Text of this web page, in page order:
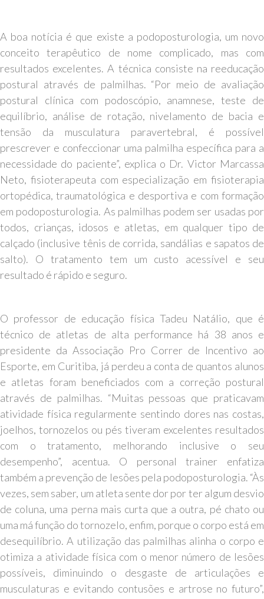
A boa notícia é que existe a podoposturologia, um novo
conceito terapêutico de nome complicado, mas com
resultados excelentes. A técnica consiste na reeducação
postural através de palmilhas. “Por meio de avaliação
postural clínica com podoscópio, anamnese, teste de
equilíbrio, análise de rotação, nivelamento de bacia e
tensão da musculatura paravertebral, é possível
prescrever e confeccionar uma palmilha específica para a
necessidade do paciente”, explica o Dr. Victor Marcassa
Neto, fisioterapeuta com especialização em fisioterapia
ortopédica, traumatológica e desportiva e com formação
em podoposturologia. As palmilhas podem ser usadas por
todos, crianças, idosos e atletas, em qualquer tipo de
calçado (inclusive tênis de corrida, sandálias e sapatos de
salto). O tratamento tem um custo acessível e seu
resultado é rápido e seguro.
O professor de educação física Tadeu Natálio, que é
técnico de atletas de alta performance há 38 anos e
presidente da Associação Pro Correr de Incentivo ao
Esporte, em Curitiba, já perdeu a conta de quantos alunos
e atletas foram beneficiados com a correção postural
através de palmilhas. “Muitas pessoas que praticavam
atividade física regularmente sentindo dores nas costas,
joelhos, tornozelos ou pés tiveram excelentes resultados
com o tratamento, melhorando inclusive o seu
desempenho”, acentua. O personal trainer enfatiza
também a prevenção de lesões pela podoposturologia. “Às
vezes, sem saber, um atleta sente dor por ter algum desvio
de coluna, uma perna mais curta que a outra, pé chato ou
uma má função do tornozelo, enfim, porque o corpo está em
desequilíbrio. A utilização das palmilhas alinha o corpo e
otimiza a atividade física com o menor número de lesões
possíveis, diminuindo o desgaste de articulações e
musculaturas e evitando contusões e artrose no futuro”,